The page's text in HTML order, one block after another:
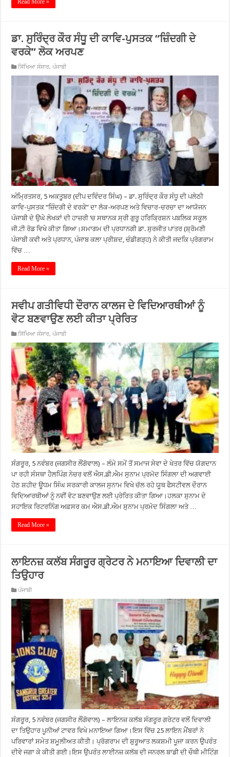
Read More »
ਡਾ. ਸੁਰਿੰਦ੍ਰ ਕੌਰ ਸੰਧੂ ਦੀ ਕਾਵਿ-ਪੁਸਤਕ “ਜ਼ਿੰਦਗੀ ਦੇ
ਵਰਕੇ” ਲੋਕ ਅਰਪਣ
ਸਿੱਖਿਆ ਸੰਸਾਰ,ਪੰਜਾਬੀ
ਅੰਮ੍ਰਿਤਸਰ, 5 ਅਕਤੂਬਰ (ਦੀਪ ਦਵਿੰਦਰ ਸਿੰਘ) – ਡਾ. ਸੁਰਿੰਦ੍ਰ ਕੌਰ ਸੰਧੂ ਦੀ ਪਲੇਠੀ
ਕਾਵਿ-ਪੁਸਤਕ “ਜ਼ਿੰਦਗੀ ਦੇ ਵਰਕੇ” ਦਾ ਲੋਕ-ਅਰਪਣ ਅਤੇ ਵਿਚਾਰ-ਚਰਚਾ ਦਾ ਆਯੋਜਨ
ਪੰਜਾਬੀ ਦੇ ਉਘੇ ਲੇਖਕਾਂ ਦੀ ਹਾਜ਼ਰੀ ‘ਚ ਸਥਾਨਕ ਸ੍ਰੀ ਗੁਰੂ ਹਰਿਕ੍ਰਿਸ਼ਨ ਪਬਲਿਕ ਸਕੂਲ
ਜੀ.ਟੀ ਰੋਡ ਵਿਖੇ ਕੀਤਾ ਗਿਆ।ਸਮਾਗਮ ਦੀ ਪ੍ਰਧਾਨਗੀ ਡਾ. ਸੁਰਜੀਤ ਪਾਤਰ (ਸ਼੍ਰੋਮਣੀ
ਪੰਜਾਬੀ ਕਵੀ ਅਤੇ ਪ੍ਰਧਾਨ, ਪੰਜਾਬ ਕਲਾ ਪ੍ਰੀਸ਼ਦ, ਚੰਡੀਗੜ੍ਹ) ਨੇ ਕੀਤੀ ਜਦਕਿ ਪ੍ਰੋਗਰਾਮ
ਵਿੱਚ …
Read More »
ਸਵੀਪ ਗਤੀਵਿਧੀ ਦੌਰਾਨ ਕਾਲਜ ਦੇ ਵਿਦਿਆਰਥੀਆਂ ਨੂੰ
ਵੋਟ ਬਣਵਾਉਣ ਲਈ ਕੀਤਾ ਪ੍ਰੇਰਿਤ
ਸਿੱਖਿਆ ਸੰਸਾਰ,ਪੰਜਾਬੀ
ਸੰਗਰੂਰ, 5 ਨਵੰਬਰ (ਜਗਸੀਰ ਲੌਂਗੋਵਾਲ) – ਲੰਮੇ ਸਮੇਂ ਤੋਂ ਸਮਾਜ ਸੇਵਾ ਦੇ ਖੇਤਰ ਵਿੱਚ ਯੋਗਦਾਨ
ਪਾ ਰਹੀ ਸੰਸਥਾ ਹੈਲਪਿੰਗ ਨੇਚਰ ਵਲੋਂ ਐਸ.ਡੀ.ਐਮ ਸੁਨਾਮ ਪ੍ਰਮੋਦ ਸਿੰਗਲਾ ਦੀ ਅਗਵਾਈ
ਹੇਠ ਸ਼ਹੀਦ ਊਧਮ ਸਿੰਘ ਸਰਕਾਰੀ ਕਾਲਜ ਸੁਨਾਮ ਵਿਖੇ ਚੱਲ ਰਹੇ ਯੂਥ ਫੈਸਟੀਵਲ ਦੌਰਾਨ
ਵਿਦਿਆਰਥੀਆਂ ਨੂੰ ਨਵੀਂ ਵੋਟ ਬਣਵਾਉਣ ਲਈ ਪ੍ਰੇਰਿਤ ਕੀਤਾ ਗਿਆ।ਹਲਕਾ ਸੁਨਾਮ ਦੇ
ਸਹਾਇਕ ਰਿਟਰਨਿੰਗ ਅਫ਼ਸਰ ਕਮ ਐਸ.ਡੀ.ਐਮ ਸੁਨਾਮ ਪ੍ਰਮੋਦ ਸਿੰਗਲਾ ਅਤੇ …
Read More »
ਲਾਇਨਜ਼ ਕਲੱਬ ਸੰਗਰੂਰ ਗ੍ਰੇਟਰ ਨੇ ਮਨਾਇਆ ਦਿਵਾਲੀ ਦਾ
ਤਿਉਹਾਰ
ਪੰਜਾਬੀ
ਸੰਗਰੂਰ, 5 ਨਵੰਬਰ (ਜਗਸੀਰ ਲੌਂਗੋਵਾਲ) – ਲਾਇਨਜ਼ ਕਲੱਬ ਸੰਗਰੂਰ ਗਰੇਟਰ ਵਲੋਂ ਦਿਵਾਲੀ
ਦਾ ਤਿਉਹਾਰ ਪੂਨੀਆਂ ਟਾਵਰ ਵਿਖੇ ਮਨਾਇਆ ਗਿਆ।ਇਸ ਵਿੱਚ 25 ਲਾਇਨ ਮੈਂਬਰਾਂ ਨੇ
ਪਰਿਵਾਰਾਂ ਸਮੇਤ ਸ਼ਮੂਲੀਅਤ ਕੀਤੀ। ਪ੍ਰੋਗਰਾਮ ਦੀ ਸ਼ੁਰੂਆਤ ਲਕਸ਼ਮੀ ਪੂਜਾ ਕਰਨ ਉਪਰੰਤ
ਦੀਵੇ ਜਗਾ ਕੇ ਕੀਤੀ ਗਈ।ਇਸ ਉਪਰੰਤ ਲਾਈਨਜ਼ ਕਲੱਬ ਦੀ ਜਨਰਲ ਬਾਡੀ ਦੀ ਚੌਥੀ ਮੀਟਿੰਗ